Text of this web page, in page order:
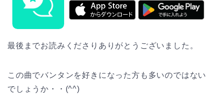
最後までお読みくださりありがとうございました。
この曲でバンタンを好きになった方も多いのではない
でしょうか・・(^^)